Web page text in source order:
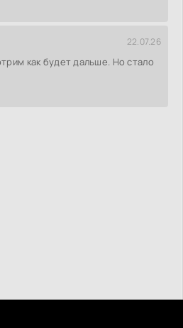
22.07.26
как будет дальше. Но стало